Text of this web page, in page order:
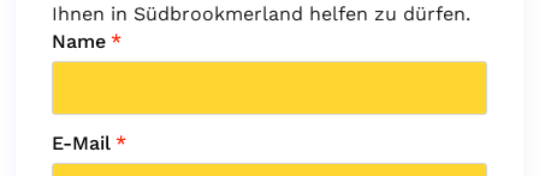
Ihnen in Südbrookmerland helfen zu dürfen.
Name *
E-Mail *